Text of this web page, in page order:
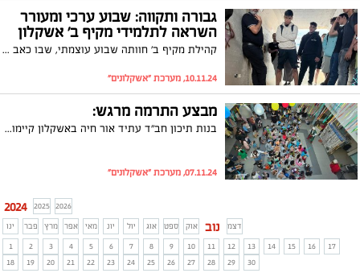
גבורה ותקווה: שבוע ערכי ומעורר
השראה לתלמידי מקיף ב' אשקלון
קהילת מקיף ב' חוותה שבוע עוצמתי, שבו כאב ותקווה השתלבו יחד עם זיכרון ורוח הגבורה. שבוע מרגש ומחזק של למידה והשראה, המלא בפעילויות ערכיות וחוויות משמעותיות שהותירו רושם עז על התלמידים.
10.11.24, מערכת "אשקלונים"
מבצע התרמה מרגש:
בנות תיכון חב"ד עתיד אור חיה באשקלון קיימו הפנינג מיוחד לילדים, במטרה לגייס תרומות לרכישת תרופה יקרה עבור בתה של מורתם האהובה
07.11.24, מערכת "אשקלונים"
2024 2025 2026
ינו
פבר מרץ אפר מאי יונ יול אוג ספט אוק נוב
דצמ
1
2 3 4 5 6 7 8 9 10 11 12 13 14 15 16
17
18
19 20 21 22 23 24 25 26 27 28 29 30